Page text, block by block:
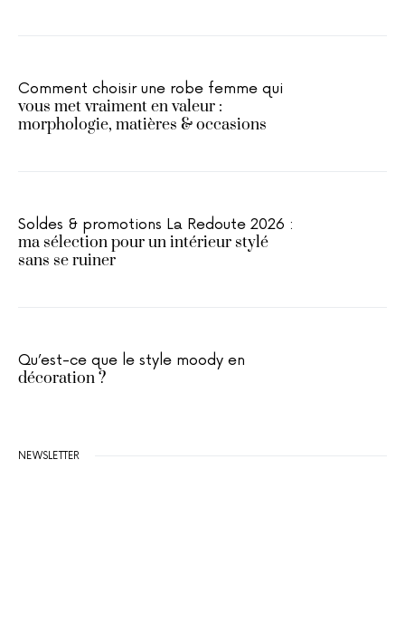
Comment choisir une robe femme qui
vous met vraiment en valeur :
morphologie, matières & occasions
Soldes & promotions La Redoute 2026 :
ma sélection pour un intérieur stylé
sans se ruiner
Qu’est-ce que le style moody en
décoration ?
NEWSLETTER